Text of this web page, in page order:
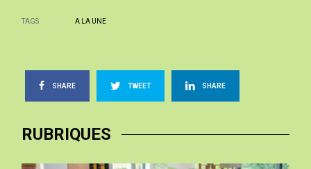
TAGS A LA UNE
SHARE TWEET SHARE
RUBRIQUES